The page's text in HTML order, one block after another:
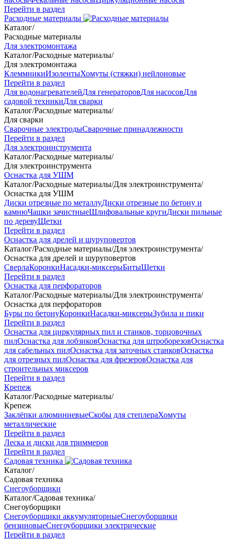
Перейти в раздел
Расходные материалы
Каталог/
Расходные материалы
Для электромонтажа
Каталог/Расходные материалы/
Для электромонтажа
КлеммникиИзолентыХомуты (стяжки) нейлоновые
Перейти в раздел
Для водонагревателейДля генераторовДля насосовДля
садовой техникиДля сварки
Каталог/Расходные материалы/
Для сварки
Сварочные электродыСварочные принадлежности
Перейти в раздел
Для электроинструмента
Каталог/Расходные материалы/
Для электроинструмента
Оснастка для УШМ
Каталог/Расходные материалы/Для электроинструмента/
Оснастка для УШМ
Диски отрезные по металлуДиски отрезные по бетону и
камнюЧашки зачистныеШлифовальные кругиДиски пильные
по деревуЩетки
Перейти в раздел
Оснастка для дрелей и шуруповертов
Каталог/Расходные материалы/Для электроинструмента/
Оснастка для дрелей и шуруповертов
СверлаКоронкиНасадки-миксерыБитыЩетки
Перейти в раздел
Оснастка для перфораторов
Каталог/Расходные материалы/Для электроинструмента/
Оснастка для перфораторов
Буры по бетонуКоронкиНасадки-миксерыЗубила и пики
Перейти в раздел
Оснастка для циркулярных пил и станков, торцовочных
пилОснастка для лобзиковОснастка для штроборезовОснастка
для сабельных пилОснастка для заточных станковОснастка
для отрезных пилОснастка для фрезеровОснастка для
строительных миксеров
Перейти в раздел
Крепеж
Каталог/Расходные материалы/
Крепеж
Заклёпки алюминиевыеСкобы для степлераХомуты
металлические
Перейти в раздел
Леска и диски для триммеров
Перейти в раздел
Садовая техника
Каталог/
Садовая техника
Снегоуборщики
Каталог/Садовая техника/
Снегоуборщики
Снегоуборщики аккумуляторныеСнегоуборщики
бензиновыеСнегоуборщики электрические
Перейти в раздел